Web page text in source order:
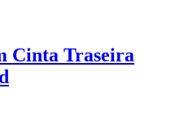
Cinta Traseira